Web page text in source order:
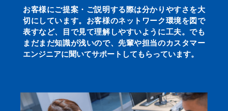
お客様にご提案・ご説明する際は分かりやすさを大
切にしています。お客様のネットワーク環境を図で
表すなど、目で見て理解しやすいように工夫。でも
まだまだ知識が浅いので、先輩や担当のカスタマー
エンジニアに聞いてサポートしてもらっています。